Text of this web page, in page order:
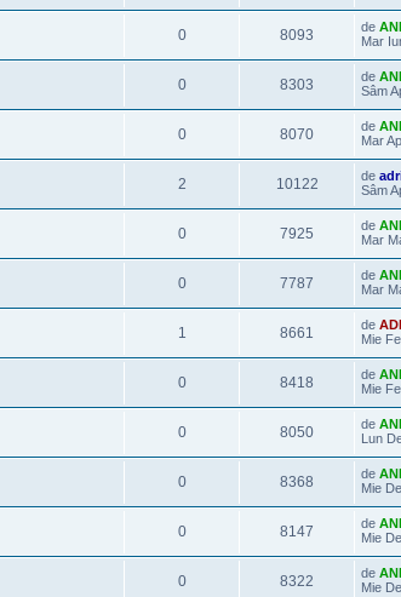
0 8093 de
Mar
0 8303 de
Sâm
0 8070 de
Mar
2 10122 de
Sâm
0 7925 de
Mar
0 7787 de
Mar
1 8661 de
Mie
0 8418 de
Mie
0 8050 de
Lun
0 8368 de
Mie
0 8147 de
Mie
0 8322 de
Mie